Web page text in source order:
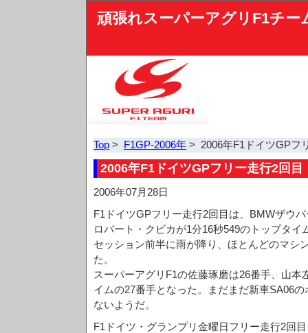
頑張れスーパーアグリF1チー
Top > F1GP-2006年 > 2006年F1ドイツGPフ
2006年F1ドイツGPフリー走行2回目
2006年07月28日
F1ドイツGPフリー走行2回目は、BMWザウ
ロバート・クビカが1分16秒549のトップタイ
セッション前半に雨が降り、ほとんどのマシ
た。
スーパーアグリF1の佐藤琢磨は26番手、山本
イムの27番手となった。まだまだ新車SA06
ないようだ。
F1ドイツ・グランプリ金曜日フリー走行2回目